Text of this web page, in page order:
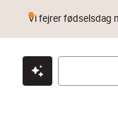
Klik & hent Byt i 1 år
Vi fejrer fødselsdag